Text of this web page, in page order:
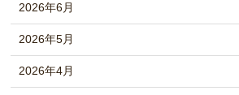
2026年6月
2026年5月
2026年4月